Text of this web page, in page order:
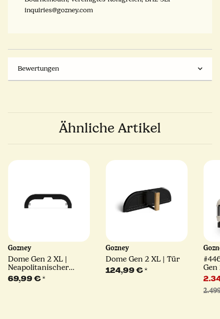
inquiries@gozney.com
Bewertungen
Ähnliche Artikel
Gozney
Dome Gen 2 XL |
Neapolitanischer
Bogen
69,99 €*
Gozney
Dome Gen 2 XL | Tür
124,99 €*